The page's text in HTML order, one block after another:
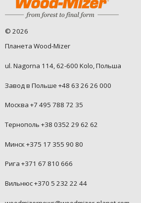
© 2026
Планета Wood-Mizer
ul. Nagorna 114, 62-600 Kolo, Польша
Завод в Польше +48 63 26 26 000
Москва +7 495 788 72 35
Тернополь +38 0352 29 62 62
Минск +375 17 355 90 80
Рига +371 67 810 666
Вильнюс +370 5 232 22 44